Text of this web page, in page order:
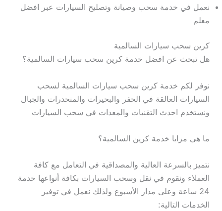
نعمل في خدمة سحب وصيانة وتصليح السيارات عبر افضل
معلم
كرين سحب سيارات السالمية
هل تبحث عن افضل خدمة كرين سحب سيارات السالمية؟
نوفر لكم خدمة كرين سحب سيارات السالمية لسحب
السيارات العالقة في الحفر والبحيرات والمنحدرات والجبال
ونستخدم احدث التقنيات والمعدات في سحب السيارات
ما هي مزايا خدمة كرين السالمية؟
نتميز بالسرعة العالية والمصداقية في التعامل مع كافة
العملاء ونقوم في نقل وسحب السيارات بكافة أنواعها خدمة
24 ساعة وعلى مدار الأسبوع ولذلك نعمل في توفير
الخدمات التالية: